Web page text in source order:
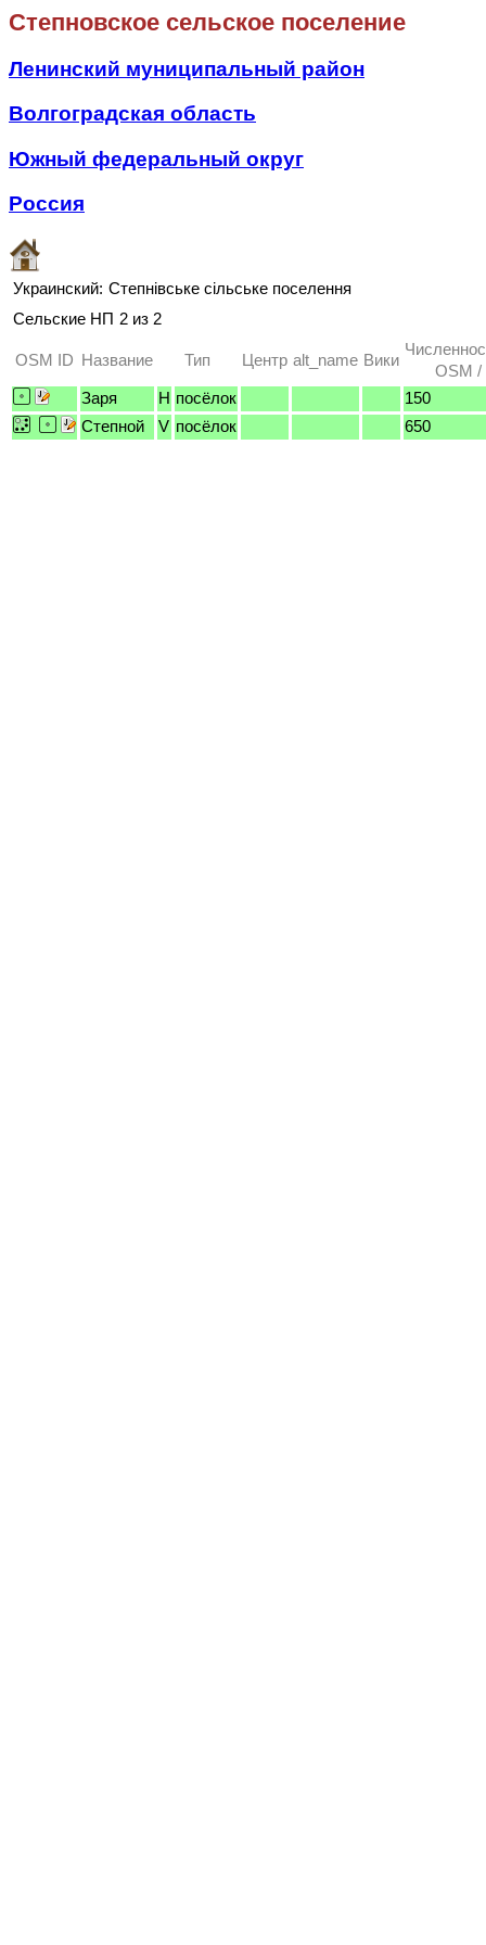
Степновское сельское поселение
Ленинский муниципальный район
Волгоградская область
Южный федеральный округ
Россия
Украинский: Степнівське сільське поселення
Сельские НП 2 из 2
OSM ID Название Тип Центр alt_name Вики
OSM /
Заря
H посёлок
150
Степной
V посёлок 650